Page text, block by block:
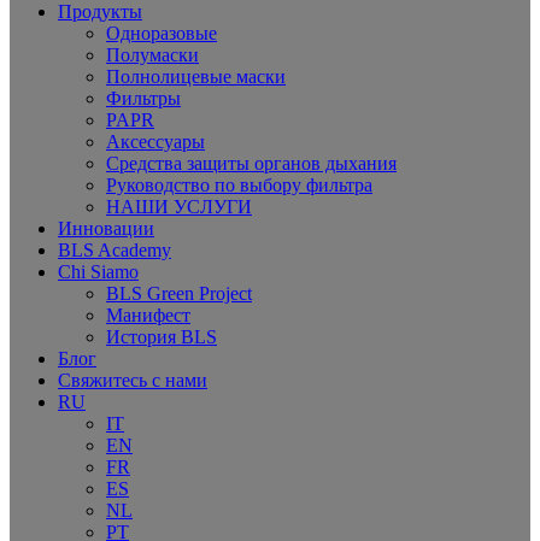
Продукты
Одноразовые
Полумаски
Полнолицевые маски
Фильтры
PAPR
Аксессуары
Средства защиты органов дыхания
Руководство по выбору фильтра
НАШИ УСЛУГИ
Инновации
BLS Academy
Chi Siamo
BLS Green Project
Манифест
История BLS
Блог
Свяжитесь с нами
RU
IT
EN
FR
ES
NL
PT